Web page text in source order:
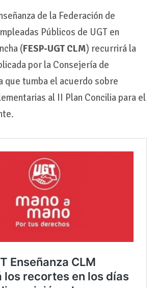
de la Federación de
Públicos de UGT en
(FESP-UGT CLM) recurrirá la
por la Consejería de
que tumba el acuerdo sobre
al II Plan Concilia para el